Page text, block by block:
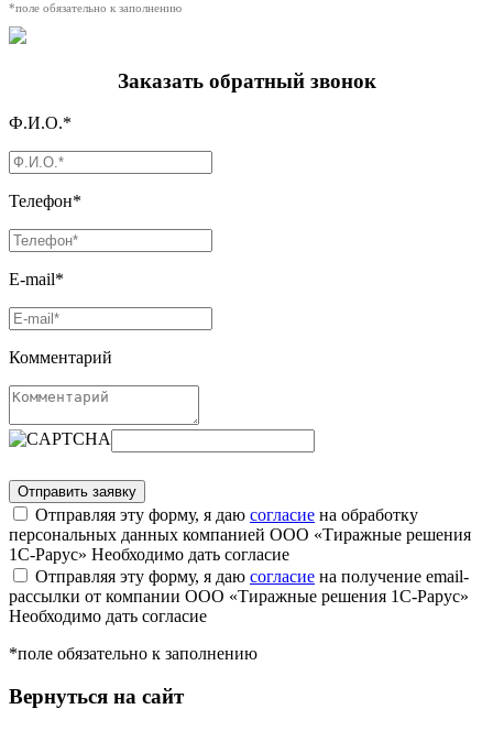
*поле обязательно к заполнению
Заказать обратный звонок
Ф.И.О.*
Телефон*
E-mail*
Комментарий
Отправляя эту форму, я даю согласие на обработку
персональных данных компанией ООО «Тиражные решения
1С-Рарус» Необходимо дать согласие
Отправляя эту форму, я даю согласие на получение email-
рассылки от компании ООО «Тиражные решения 1С-Рарус»
Необходимо дать согласие
*поле обязательно к заполнению
Вернуться на сайт